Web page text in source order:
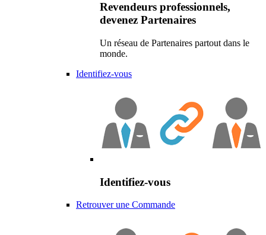
Revendeurs professionnels,
devenez Partenaires
Un réseau de Partenaires partout dans le
monde.
Identifiez-vous
Identifiez-vous
Retrouver une Commande